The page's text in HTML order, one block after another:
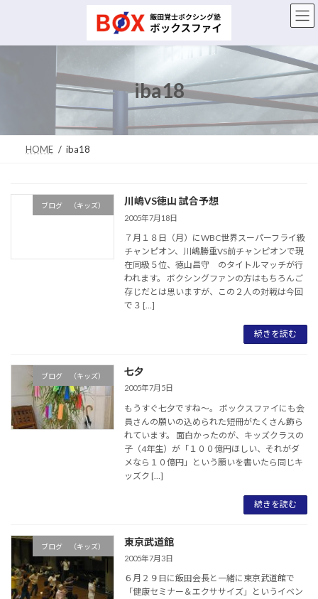
ン
プ
ー
動
iba18
HOME iba18
ブログ （キッズ） 川嶋VS徳山 試合予想
2005年7月18日
７月１８日（月）にWBC世界スーパーフライ級
チャンピオン、川嶋勝重VS前チャンピオンで現
在同級５位、徳山昌守 のタイトルマッチが行
われます。 ボクシングファンの方はもちろんご
存じだとは思いますが、この２人の対戦は今回
で３ […]
続きを読む
ブログ （キッズ） 七夕
2005年7月5日
もうすぐ七夕ですね～。 ボックスファイにも会
員さんの願いの込められた短冊がたくさん飾ら
れています。 面白かったのが、キッズクラスの
子（4年生）が「１００億円ほしい、それがダ
メなら１０億円」という願いを書いたら同じキ
ッズク […]
続きを読む
ブログ （キッズ） 東京武道館
2005年7月3日
６月２９日に飯田会長と一緒に東京武道館で
「健康セミナー＆エクササイズ」というイベン